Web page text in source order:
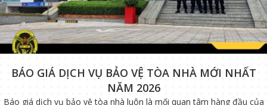
BÁO GIÁ DỊCH VỤ BẢO VỆ TÒA NHÀ MỚI NHẤT
NĂM 2026
Báo giá dịch vụ bảo vệ tòa nhà luôn là mối quan tâm hàng đầu của